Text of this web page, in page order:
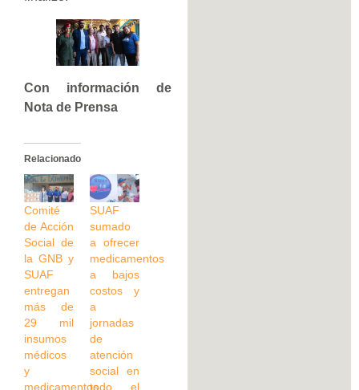
Con información de
Nota de Prensa
Relacionado
Comité
de Acción
Social de
la GNB y
SUAF
entregan
más de
29 mil
insumos
médicos
y
medicamentos
SUAF
sumado
a ofrecer
medicamentos
a bajos
costos y
a
jornadas
de
atención
social en
todo el